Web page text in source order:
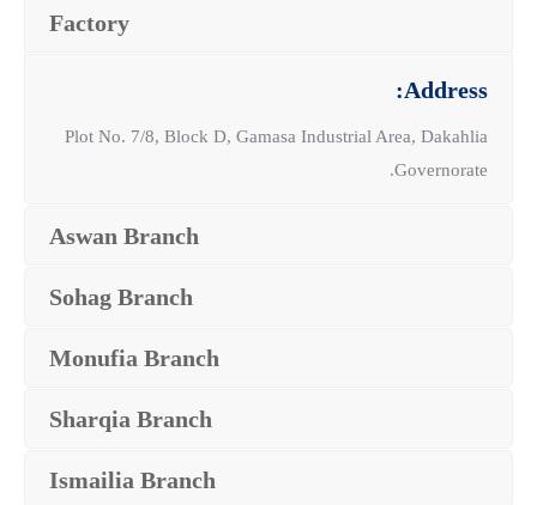
Factory
Address:
Plot No. 7/8, Block D, Gamasa Industrial Area, Dakahlia
Governorate.
Aswan Branch
Sohag Branch
Monufia Branch
Sharqia Branch
Ismailia Branch